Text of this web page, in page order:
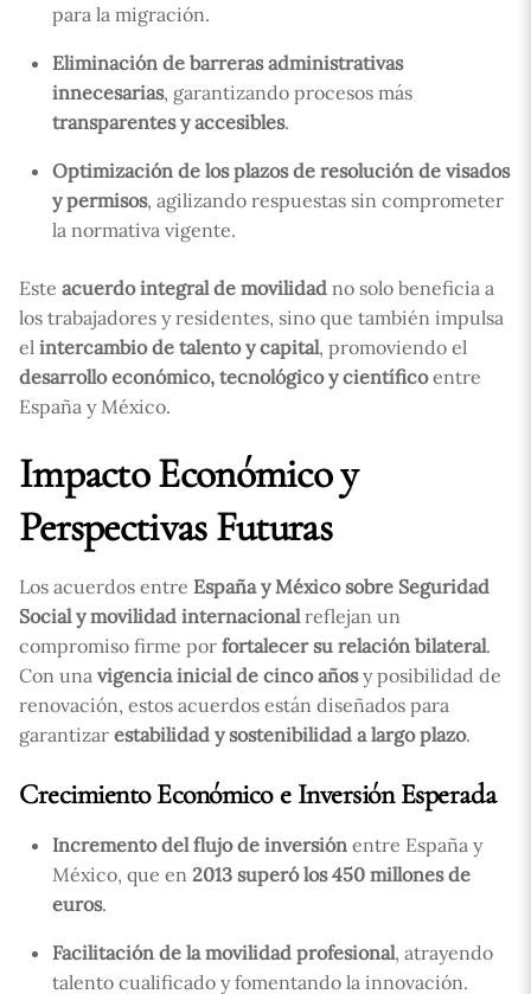
para la migración.
Eliminación de barreras administrativas
innecesarias, garantizando procesos más
transparentes y accesibles.
Optimización de los plazos de resolución de visados
y permisos, agilizando respuestas sin comprometer
la normativa vigente.
Este acuerdo integral de movilidad no solo beneficia a
los trabajadores y residentes, sino que también impulsa
el intercambio de talento y capital, promoviendo el
desarrollo económico, tecnológico y científicoentre
España y México.
Impacto Económico y
Perspectivas Futuras
Los acuerdos entre España y México sobre Seguridad
Social y movilidad internacionalreflejan un
compromiso firme por fortalecer su relación bilateral.
Con una vigencia inicial de cinco añosy posibilidad de
renovación, estos acuerdos están diseñados para
garantizar estabilidad y sostenibilidad a largo plazo.
Crecimiento Económico e Inversión Esperada
Incremento del flujo de inversión entre España y
México, que en2013 superó los 450 millones de
euros.
Facilitación de la movilidad profesional, atrayendo
talento cualificado y fomentando la innovación.